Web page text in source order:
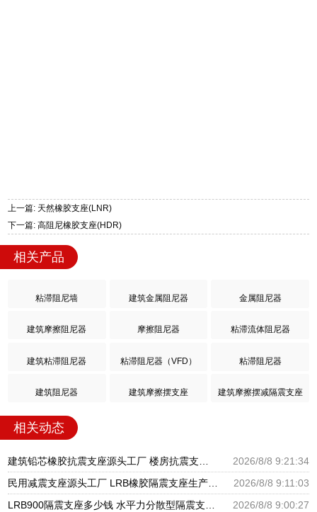
上一篇: 天然橡胶支座(LNR)
下一篇: 高阻尼橡胶支座(HDR)
相关产品
粘滞阻尼墙 建筑金属阻尼器 金属阻尼器
建筑摩擦阻尼器 摩擦阻尼器 粘滞流体阻尼器
建筑粘滞阻尼器 粘滞阻尼器（VFD） 粘滞阻尼器
建筑阻尼器 建筑摩擦摆支座 建筑摩擦摆减隔震支座
相关动态
建筑铅芯橡胶抗震支座源头工厂 楼房抗震支座厂家电话 建筑隔震支座III型源头工厂
2026/8/8 9:21:34
民用减震支座源头工厂 LRB橡胶隔震支座生产厂家 LNR水平分散型橡胶隔震支座源头工厂
2026/8/8 9:11:03
LRB900隔震支座多少钱 水平力分散型隔震支座多少钱 建筑减震隔震支座厂商
2026/8/8 9:00:27